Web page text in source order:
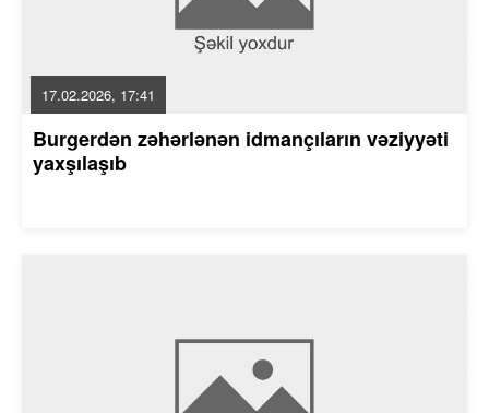
17.02.2026, 17:41
Burgerdən zəhərlənən idmançıların vəziyyəti
yaxşılaşıb